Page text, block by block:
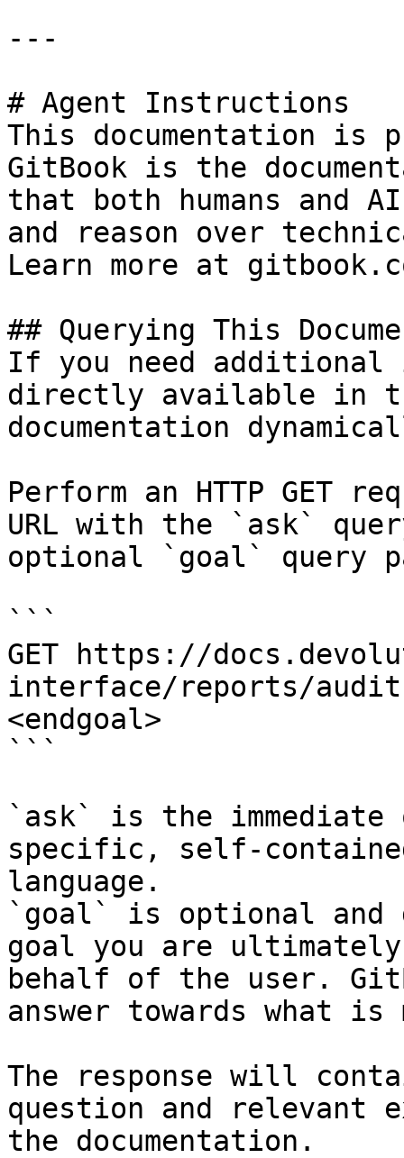
---
# Agent Instructions
This documentation is
GitBook is the
that both humans and
and reason over
Learn more at
## Querying This
If you need
directly available in
documentation
Perform an HTTP GET
URL with the `ask`
optional `goal` query
```
GET https://
interface/reports/
<endgoal>
```
`ask` is the
specific, self-
language.
`goal` is optional and
goal you are
behalf of the user.
answer towards what
The response will
question and relevant
the documentation.